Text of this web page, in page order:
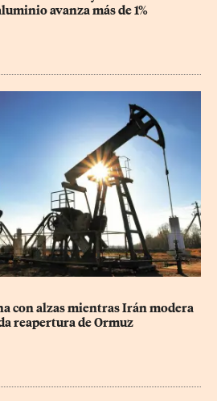
avanza más de 1%
con alzas mientras Irán modera
reapertura de Ormuz